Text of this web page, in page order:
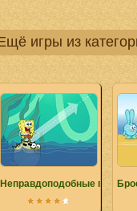
игры из
Неправдоподобные прыжки